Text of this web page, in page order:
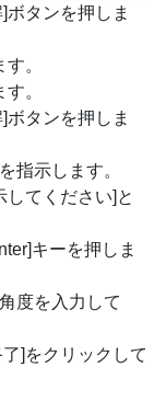
タンを押しま
。
。
タンを押しま
指示します。
してください]と
キーを押しま
度を入力して
]をクリックして